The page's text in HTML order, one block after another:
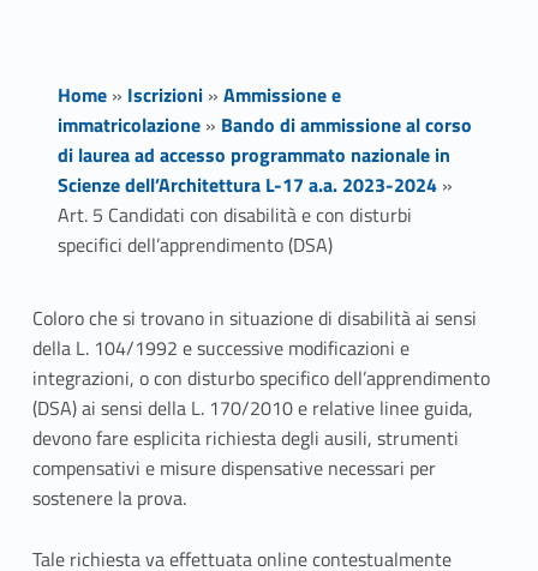
Home» Iscrizioni» Ammissione e
immatricolazione» Bando di ammissione al corso
di laurea ad accesso programmato nazionale in
Scienze dell’Architettura L-17 a.a. 2023-2024»
Art. 5 Candidati con disabilità e con disturbi
specifici dell’apprendimento (DSA)
A
r
t
.
5
Coloro che si trovano in situazione di disabilità ai sensi
della L. 104/1992 e successive modificazioni e
integrazioni, o con disturbo specifico dell’apprendimento
(DSA) ai sensi della L. 170/2010 e relative linee guida,
devono fare esplicita richiesta degli ausili, strumenti
compensativi e misure dispensative necessari per
sostenere la prova.
Tale richiesta va effettuata online contestualmente